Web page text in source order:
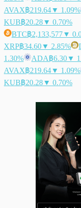
AVAX฿219.64▼ 1.09%
KUB฿20.28▼ 0.70%
BTC฿2,133,577▼
XRP฿34.60▼ 2.85%
1.30%
ADA฿6.30▼
AVAX฿219.64▼ 1.09%
KUB฿20.28▼ 0.70%